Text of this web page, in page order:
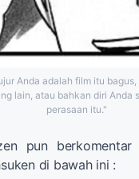
Anda adalah film itu
lain, atau bahkan diri Anda
perasaan itu."
pun
di bawah ini :